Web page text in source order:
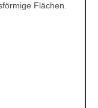
Flächen.